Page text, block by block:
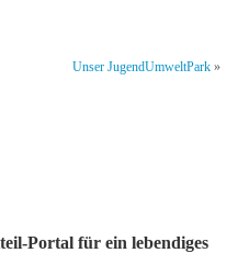
Unser JugendUmweltPark»
Portal für ein lebendiges